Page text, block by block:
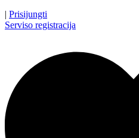
| Prisijungti
Serviso registracija